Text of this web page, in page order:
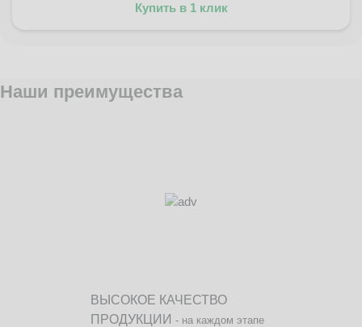
Купить в 1 клик
Наши преимущества
ВЫСОКОЕ КАЧЕСТВО
ПРОДУКЦИИ - на каждом этапе